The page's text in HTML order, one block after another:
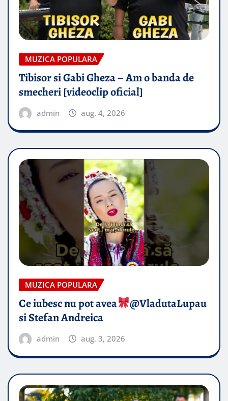
MUZICA POPULARA
Tibisor si Gabi Gheza – Am o banda de
smecheri [videoclip oficial]
admin aug. 4, 2026
MUZICA POPULARA
Ce iubesc nu pot avea
​@VladutaLupau
si Stefan Andreica
admin aug. 3, 2026